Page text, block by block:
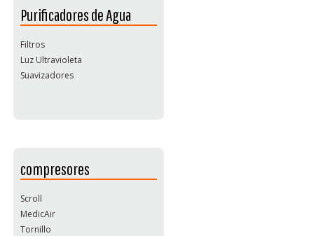
Purificadores de Agua
Filtros
Luz Ultravioleta
Suavizadores
compresores
Scroll
MedicAir
Tornillo